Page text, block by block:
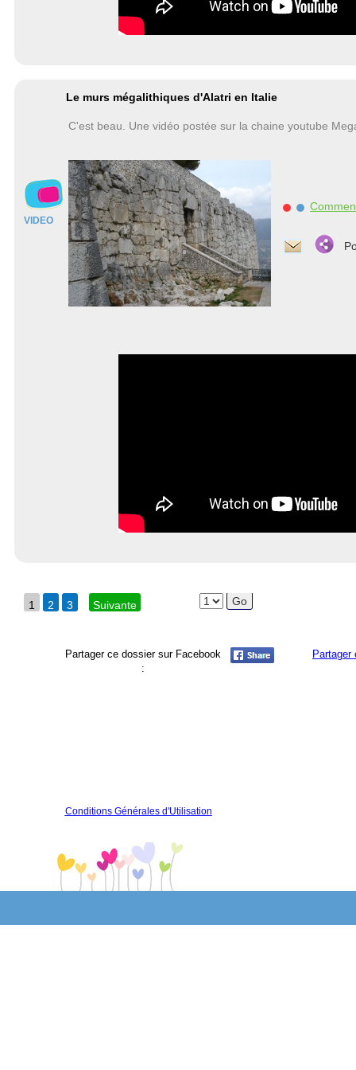
VIDEO
Le murs mégalithiques d'Alatri en Italie
C'est beau. Une vidéo postée sur la chaine youtube
1 2 3 Suivante
Partager ce dossier sur Facebook
:
Partager
Conditions Générales d'Utilisation